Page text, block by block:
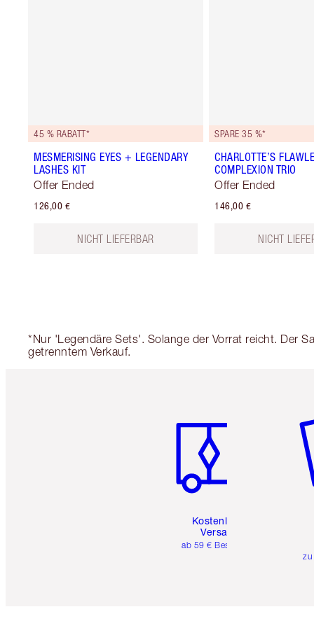
45 % RABATT*
MESMERISING EYES + LEGENDARY
LASHES KIT
Offer Ended
126,00 €
NICHT LIEFERBAR
SPARE 35 %*
CHARLOTTE’S
COMPLEXION TRIO
Offer Ended
146,00 €
NICHT
*Nur 'Legendäre Sets'. Solange der Vorrat reicht. Der
getrenntem Verkauf.
Kostenloser
Versand
ab 59 € Bestellwert
zu